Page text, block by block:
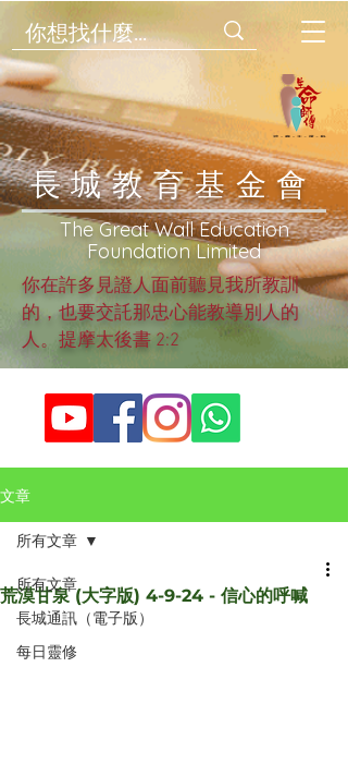
​長城教育基金會
​The Great Wall Education
Foundation Limited
你在許多見證人面前聽見我所教訓
的，也要交託那忠心能教導別人的
人。提摩太後書 2:2
文章
所有文章
長城通訊（電子版）
每日靈修
所有文章
荒漠甘泉 (大字版) 4-9-24 - 信心的呼喊